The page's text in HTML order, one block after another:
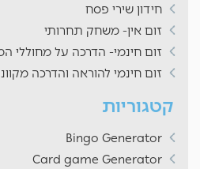
חידון שירי פסח
זום אין- משחק תחרותי
זום חינמי- הדרכה על מחוללי
זום חינמי להוראה והדרכה
קטגוריות
Bingo Generator
Card game Generator